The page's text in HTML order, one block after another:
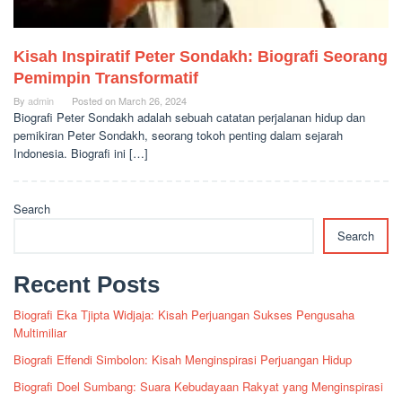
Kisah Inspiratif Peter Sondakh: Biografi Seorang
Pemimpin Transformatif
By admin Posted on March 26, 2024
Biografi Peter Sondakh adalah sebuah catatan perjalanan hidup dan
pemikiran Peter Sondakh, seorang tokoh penting dalam sejarah
Indonesia. Biografi ini […]
Search
Search
Recent Posts
Biografi Eka Tjipta Widjaja: Kisah Perjuangan Sukses Pengusaha
Multimiliar
Biografi Effendi Simbolon: Kisah Menginspirasi Perjuangan Hidup
Biografi Doel Sumbang: Suara Kebudayaan Rakyat yang Menginspirasi